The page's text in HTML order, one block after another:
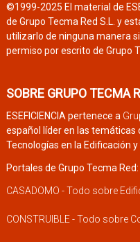
©1999-2025 El material de
de Grupo Tecma Red S.L. y
utilizarlo de ninguna manera
permiso por escrito de Grupo
SOBRE GRUPO TECMA
ESEFICIENCIA pertenece a
español líder en las temáticas
Tecnologías en la Edificación y
Portales de Grupo Tecma Red:
CASADOMO - Todo sobre
CONSTRUIBLE - Todo sobre